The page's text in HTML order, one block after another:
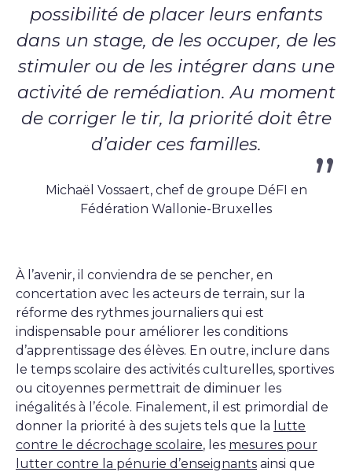
possibilité de placer leurs enfants
dans un stage, de les occuper, de les
stimuler ou de les intégrer dans une
activité de remédiation. Au moment
de corriger le tir, la priorité doit être
d’aider ces familles.
Michaël Vossaert, chef de groupe DéFI en
Fédération Wallonie-Bruxelles
À l’avenir, il conviendra de se pencher, en
concertation avec les acteurs de terrain, sur la
réforme des rythmes journaliers qui est
indispensable pour améliorer les conditions
d’apprentissage des élèves. En outre, inclure dans
le temps scolaire des activités culturelles, sportives
ou citoyennes permettrait de diminuer les
inégalités à l’école. Finalement, il est primordial de
donner la priorité à des sujets tels que la lutte
contre le décrochage scolaire, les mesures pour
lutter contre la pénurie d’enseignants ainsi que